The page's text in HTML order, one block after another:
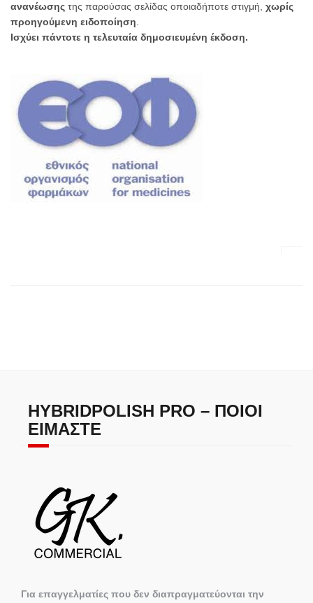
ανανέωσης της παρούσας σελίδας οποιαδήποτε στιγμή, χωρίς
προηγούμενη ειδοποίηση
Ισχύει πάντοτε η τελευταία δημοσιευμένη έκδοση.
HYBRIDPOLISH PRO – ΠΟΙΟΙ
ΕΊΜΑΣΤΕ
Για επαγγελματίες που δεν διαπραγματεύονται την